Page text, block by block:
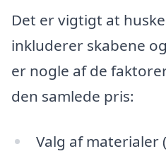
Det er vigtigt at
inkluderer skabene
er nogle af de
den samlede pris:
Valg af